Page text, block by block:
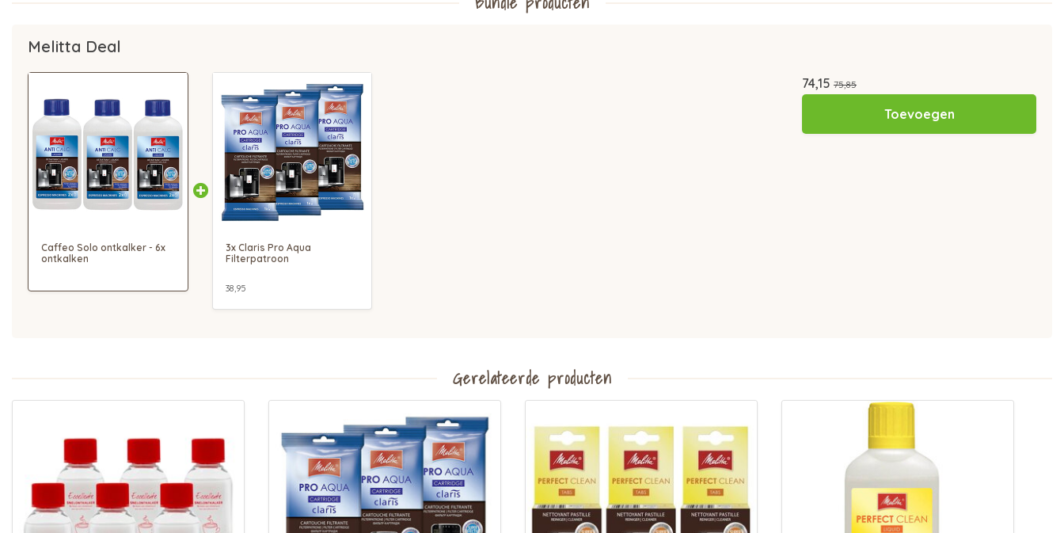
Melitta Deal
Caffeo Solo ontkalker - 6x
ontkalken
3x Claris Pro Aqua
Filterpatroon
38,95
74,15 75,85
Toevoegen
Gerelateerde producten